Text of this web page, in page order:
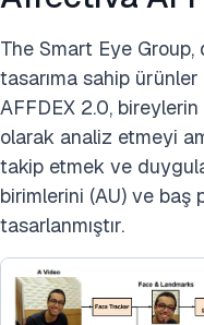
The Smart Eye
tasarıma sahip
AFFDEX 2.0,
olarak analiz etmeyi
takip etmek ve
birimlerini (AU) ve baş
tasarlanmıştır.